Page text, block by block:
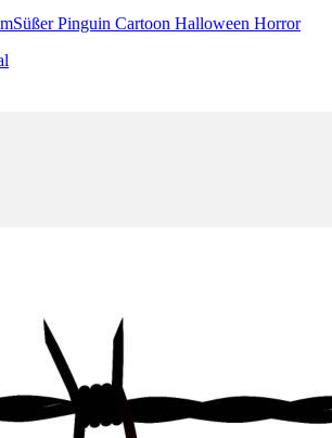
Süßer Pinguin Cartoon Halloween Horror